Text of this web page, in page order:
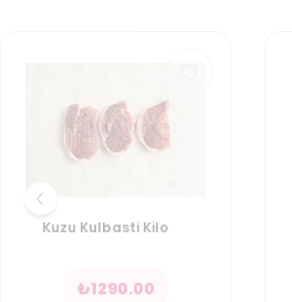
Kuzu Kulbasti Kilo
₺1290.00